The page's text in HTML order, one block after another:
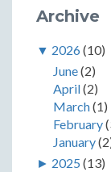
Archive
▼ 2026(10)
June(2)
April(2)
March(1)
February
January
► 2025 (13)